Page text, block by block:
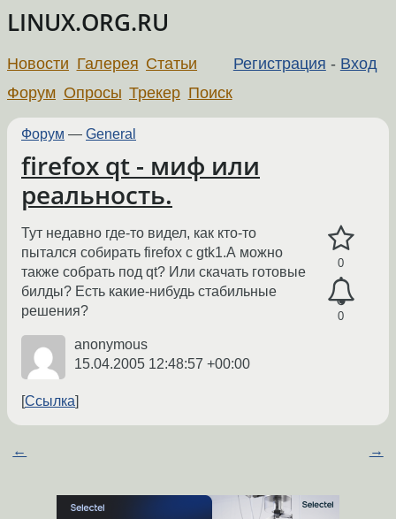
LINUX.ORG.RU
Регистрация - Вход
Новости Галерея Статьи
Форум Опросы Трекер Поиск
Форум — General
firefox qt - миф или
реальность.
0
0
Тут недавно где-то видел, как кто-то
пытался собирать firefox с gtk1.А можно
также собрать под qt? Или скачать готовые
билды? Есть какие-нибудь стабильные
решения?
anonymous
15.04.2005 12:48:57 +00:00
Ссылка
← →